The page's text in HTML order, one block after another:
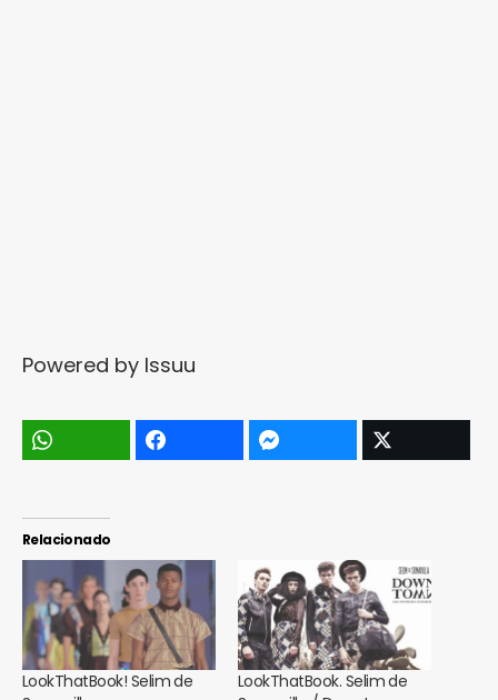
Powered by Issuu
Relacionado
LookThatBook! Selim de
LookThatBook. Selim de